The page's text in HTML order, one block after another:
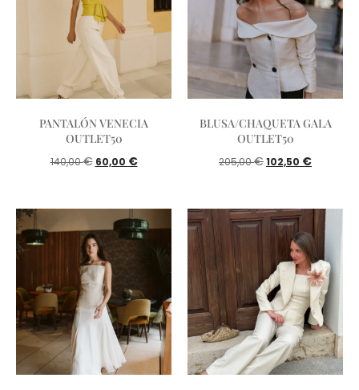
PANTALÓN VENECIA
OUTLET50
140,00€ 60,00 €
BLUSA/CHAQUETA GALA
OUTLET50
205,00€102,50 €